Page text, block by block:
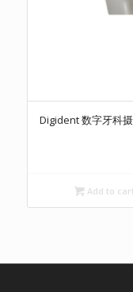
Digident 数字牙科
Add to